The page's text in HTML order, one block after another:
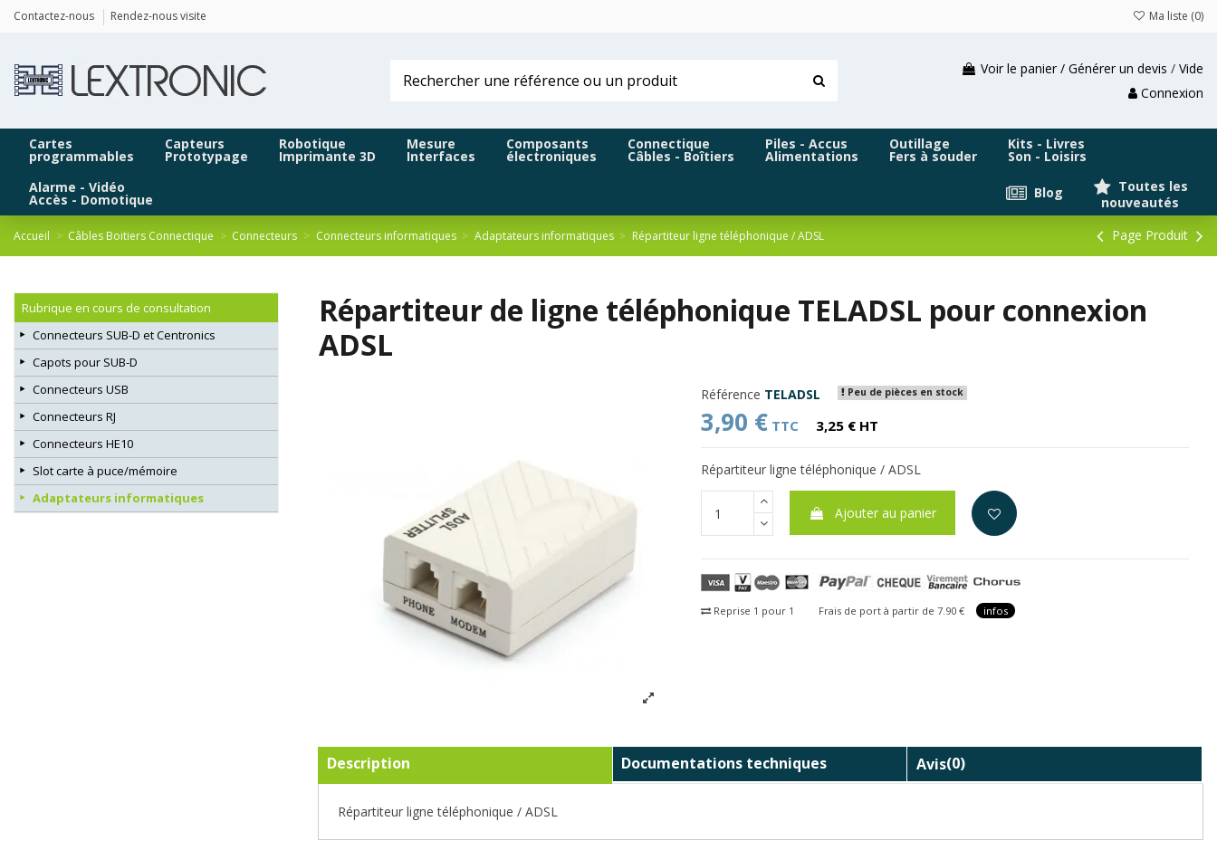
Contactez-nous Rendez-nous visite Ma liste (0)
Voir le panier / Générer un devis / Vide
Connexion
Cartes
programmables
Capteurs
Prototypage
Robotique
Imprimante 3D
Mesure
Interfaces
Composants
électroniques
Connectique
Câbles - Boîtiers
Piles - Accus
Alimentations
Outillage
Fers à souder
Kits - Livres
Son - Loisirs
Alarme - Vidéo
Accès - Domotique
Toutes les
nouveautés
Blog
Accueil Câbles Boitiers Connectique Connecteurs Connecteurs informatiques Adaptateurs informatiques Répartiteur ligne téléphonique / ADSL Page Produit
Répartiteur de ligne téléphonique TELADSL pour connexion
ADSL
Référence TELADSL Peu de pièces en stock
3,90 € TTC 3,25 € HT
Répartiteur ligne téléphonique / ADSL
Ajouter au panier
Reprise 1 pour 1 Frais de port à partir de 7.90 € infos
Description Documentations techniques Avis(0)
Répartiteur ligne téléphonique / ADSL
Rubrique en cours de consultation
Connecteurs SUB-D et Centronics
Capots pour SUB-D
Connecteurs USB
Connecteurs RJ
Connecteurs HE10
Slot carte à puce/mémoire
Adaptateurs informatiques
Panneau de gestion des cookies